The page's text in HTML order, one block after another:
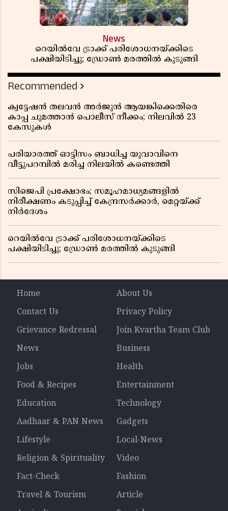
News
റെയിൽവേ ട്രാക്ക് പരിശോധനയ്ക്കിടെ
പക്ഷിയിടിച്ചു; ഡ്രോൺ മരത്തിൽ കുടുങ്ങി
Recommended
ക്വട്ടേഷൻ തലവൻ അർജുൻ ആയങ്കിക്കെതിരെ
കാപ്പ ചുമത്താൻ പൊലീസ് നീക്കം; നിലവിൽ 23
കേസുകൾ
പരിയാരത്ത് ഓട്ടിസം ബാധിച്ച യുവാവിനെ
വീട്ടുപറമ്പിൽ മരിച്ച നിലയിൽ കണ്ടെത്തി
സിജെപി പ്രക്ഷോഭം; സമൂഹമാധ്യമങ്ങളിൽ
നിരീക്ഷണം കടുപ്പിച്ച് കേന്ദ്രസർക്കാർ, മെറ്റയ്ക്ക്
നിർദേശം
റെയിൽവേ ട്രാക്ക് പരിശോധനയ്ക്കിടെ
പക്ഷിയിടിച്ചു; ഡ്രോൺ മരത്തിൽ കുടുങ്ങി
Home
About Us
Contact Us
Privacy Policy
Grievance Redressal
Join Kvartha Team Club
News
Business
Jobs
Health
Food & Recipes
Entertainment
Education
Technology
Aadhaar & PAN News
Gadgets
Lifestyle
Local-News
Religion & Spirituality
Video
Fact-Check
Fashion
Travel & Tourism
Article